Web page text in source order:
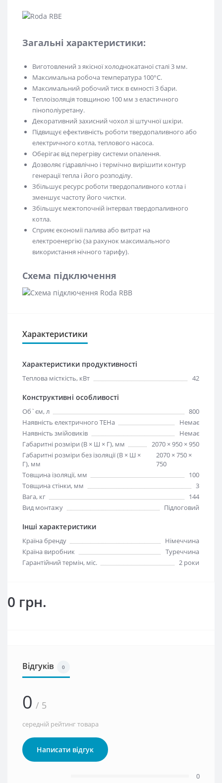
Загальні характеристики:
Виготовлений з якісної холоднокатаної сталі 3 мм.
Максимальна робоча температура 100°С.
Максимальний робочий тиск в ємності 3 бари.
Теплоізоляція товщиною 100 мм з еластичного
пінополіуретану.
Декоративний захисний чохол зі штучної шкіри.
Підвищує ефективність роботи твердопаливного або
електричного котла, теплового насоса.
Оберігає від перегріву системи опалення.
Дозволяє гідравлічно і термічно вирішити контур
генерації тепла і його розподілу.
Збільшує ресурс роботи твердопаливного котла і
зменшує частоту його чистки.
Збільшує межтопочній інтервал твердопаливного
котла.
Сприяє економії палива або витрат на
електроенергію (за рахунок максимального
використання нічного тарифу).
Схема підключення
Характеристики
Характеристики продуктивності
Теплова місткість, кВт 42
Конструктивні особливості
Об`єм, л
800
Наявність електричного ТЕНа
Немає
Наявність змійовиків
Немає
Габаритні розміри (В × Ш × Г), мм
2070 × 950 × 950
Габаритні розміри без ізоляції (В × Ш ×
Г), мм
2070 × 750 ×
750
Товщина ізоляції, мм
100
Товщина стінки, мм
3
Вага, кг
144
Вид монтажу
Підлоговий
Інші характеристики
Країна бренду
Німеччина
Країна виробник
Туреччина
Гарантійний термін, міс.
2 роки
0 грн.
Відгуків 0
0 / 5
середній рейтинг товара
Написати відгук
0